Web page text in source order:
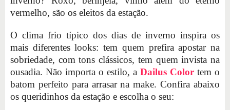
vermelho, são os eleitos da estação.
O clima frio típico dos dias de inverno inspira os
mais diferentes looks: tem quem prefira apostar na
sobriedade, com tons clássicos, tem quem invista na
ousadia. Não importa o estilo, a Dailus Color tem o
batom perfeito para arrasar na make. Confira abaixo
os queridinhos da estação e escolha o seu: